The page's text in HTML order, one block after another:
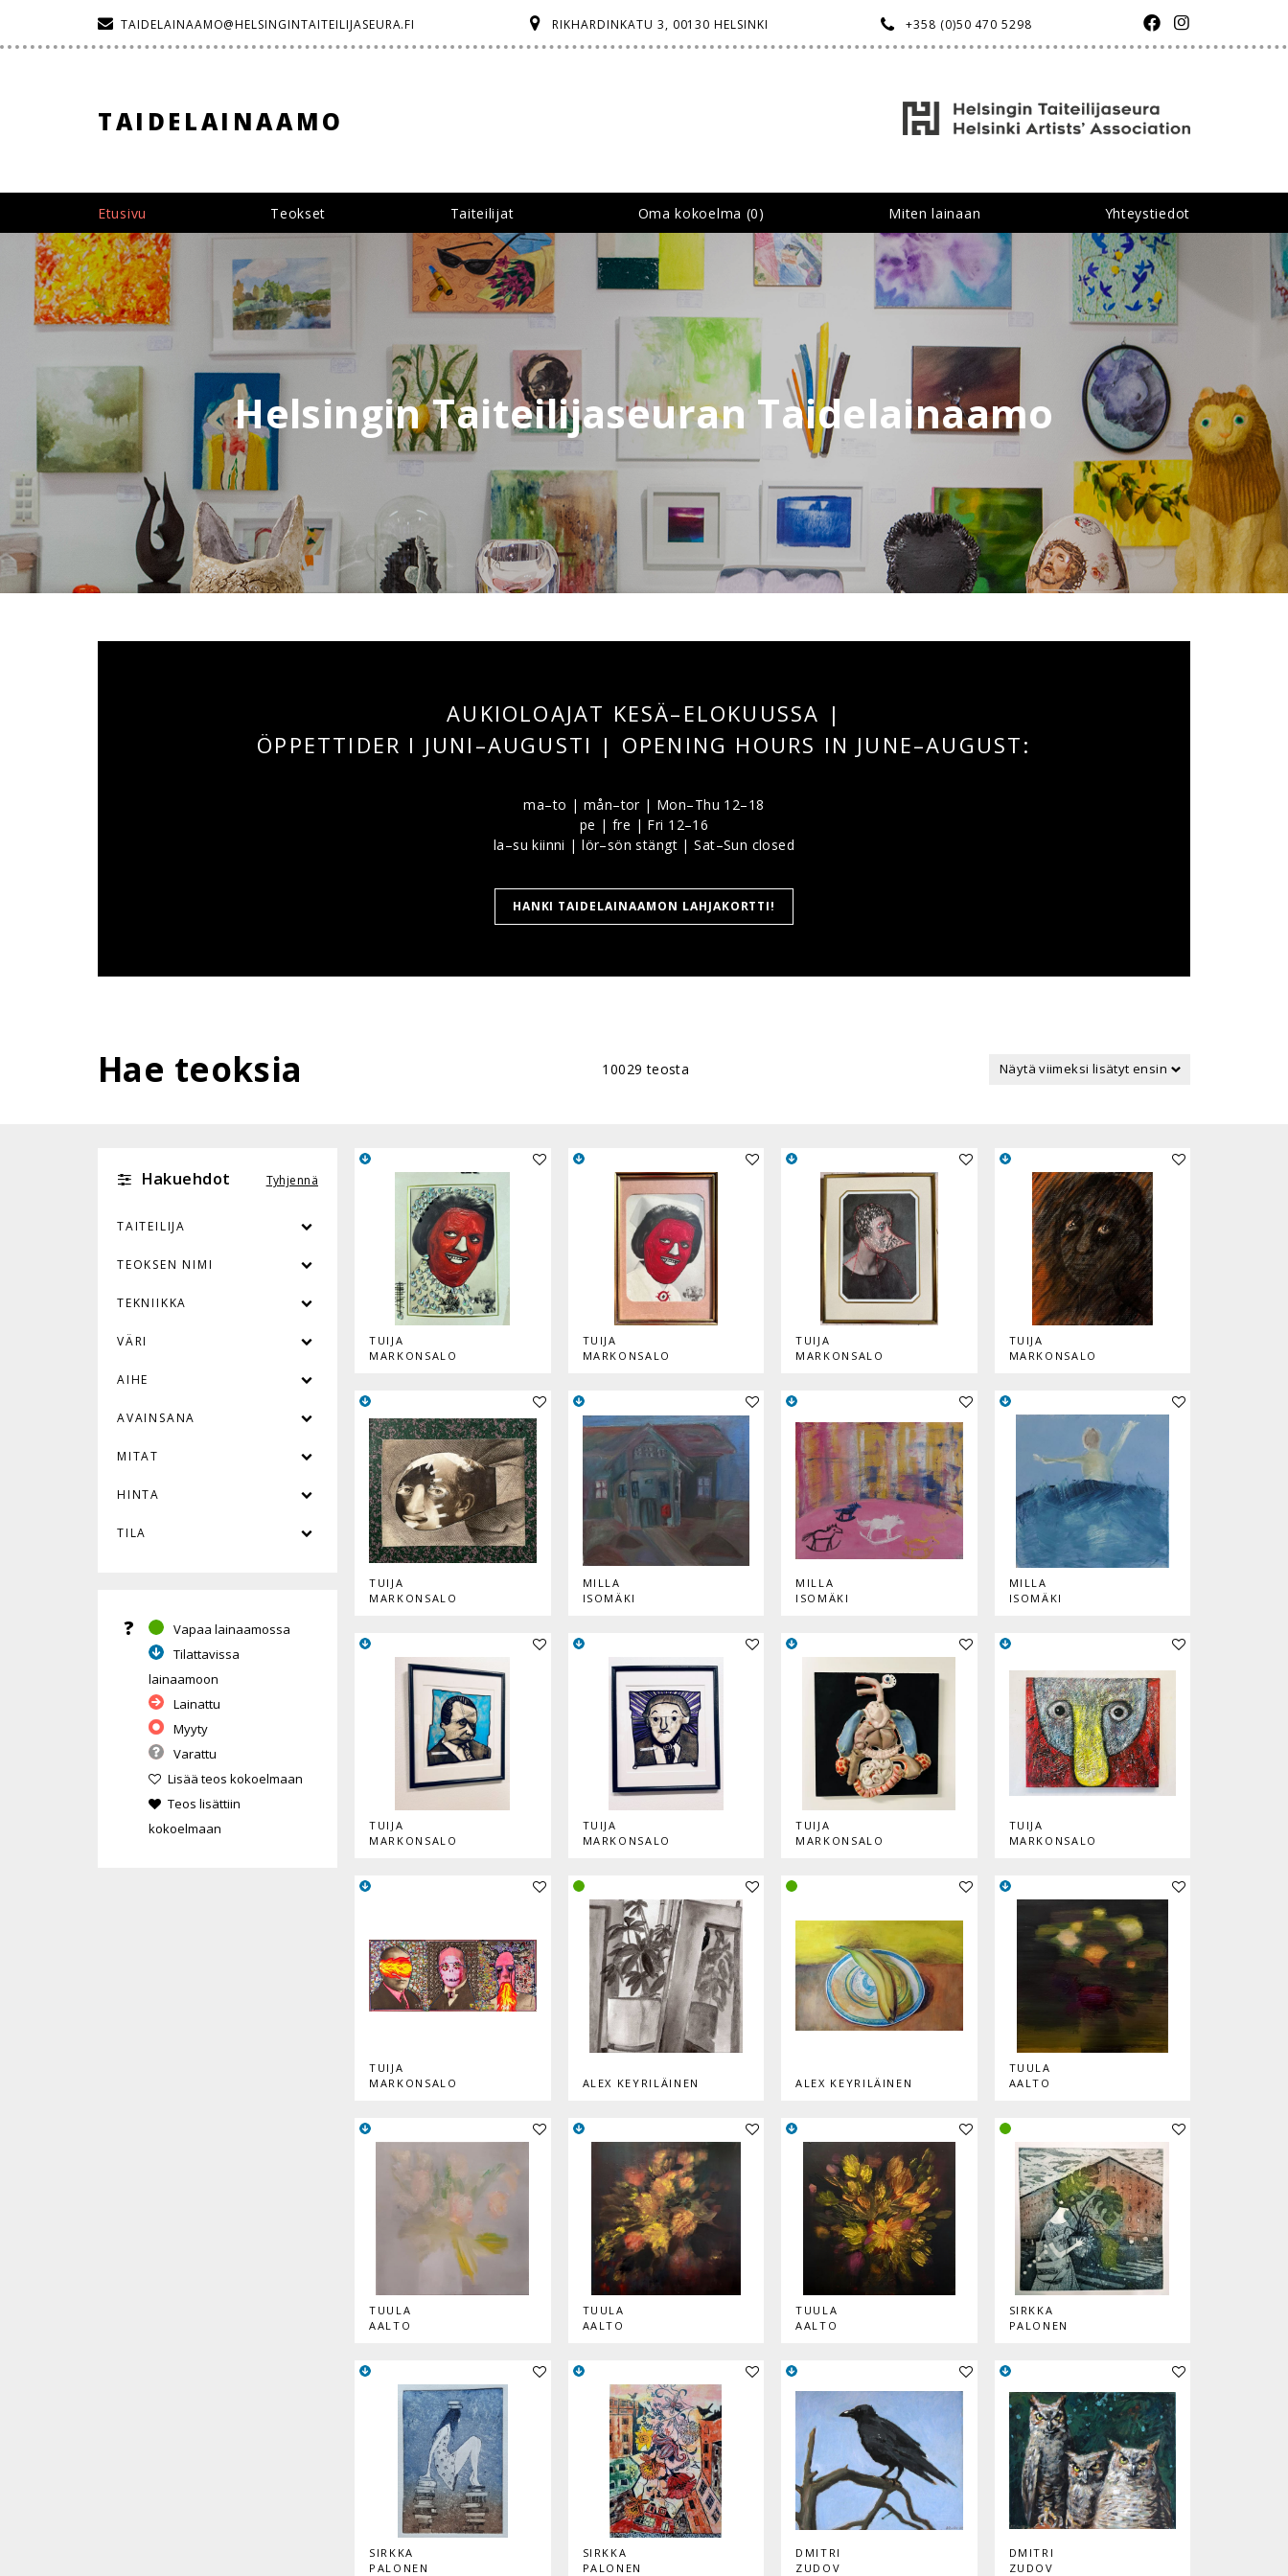
TAIDELAINAAMO@HELSINGINTAITEILIJASEURA.FI RIKHARDINKATU 3, 00130 HELSINKI +358 (0)50 470 5298 FACEBOOK
TAIDELAINAAMO
Etusivu Teokset Taiteilijat Oma kokoelma (0) Miten lainaan Yhteystiedot
Helsingin Taiteilijaseuran Taidelainaamo
AUKIOLOAJAT KESÄ–ELOKUUSSA |
ÖPPETTIDER I JUNI–AUGUSTI | OPENING HOURS IN JUNE–AUGUST:
ma–to | mån–tor | Mon–Thu 12–18
pe | fre | Fri 12–16
la–su kiinni | lör–sön stängt | Sat–Sun closed
HANKI TAIDELAINAAMON LAHJAKORTTI!
Hae teoksia 10029 teosta
Hakuehdot Tyhjennä
TAITEILIJA
TEOKSEN NIMI
TEKNIIKKA
VÄRI
AIHE
AVAINSANA
MITAT
HINTA
TILA
?
Vapaa lainaamossa
Tilattavissa
lainaamoon
Lainattu
Myyty
Varattu
Lisää teos kokoelmaan
Teos lisättiin
kokoelmaan
Lisää teos kokoelmaan
TUIJA
MARKONSALO
Lisää teos kokoelmaan
TUIJA
MARKONSALO
Lisää teos kokoelmaan
TUIJA
MARKONSALO
Lisää teos kokoelmaan
TUIJA
MARKONSALO
Lisää teos kokoelmaan
TUIJA
MARKONSALO
Lisää teos kokoelmaan
MILLA
ISOMÄKI
Lisää teos kokoelmaan
MILLA
ISOMÄKI
Lisää teos kokoelmaan
MILLA
ISOMÄKI
Lisää teos kokoelmaan
TUIJA
MARKONSALO
Lisää teos kokoelmaan
TUIJA
MARKONSALO
Lisää teos kokoelmaan
TUIJA
MARKONSALO
Lisää teos kokoelmaan
TUIJA
MARKONSALO
Lisää teos kokoelmaan
TUIJA
MARKONSALO
Lisää teos kokoelmaan
ALEX KEYRILÄINEN
Lisää teos kokoelmaan
ALEX KEYRILÄINEN
Lisää teos kokoelmaan
TUULA
AALTO
Lisää teos kokoelmaan
TUULA
AALTO
Lisää teos kokoelmaan
TUULA
AALTO
Lisää teos kokoelmaan
TUULA
AALTO
Lisää teos kokoelmaan
SIRKKA
PALONEN
Lisää teos kokoelmaan
SIRKKA
PALONEN
Lisää teos kokoelmaan
SIRKKA
PALONEN
Lisää teos kokoelmaan
DMITRI
ZUDOV
Lisää teos kokoelmaan
DMITRI
ZUDOV